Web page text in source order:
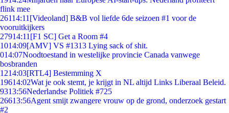
flink mee
26114:11 [Videoland] B&B vol liefde 6de seizoen #1 voor de
vooruitkijkers
27914:11 [F1 SC] Get a Room #4
1014:09[AMV] VS #1313 Lying sack of shit.
014:07Noodtoestand in westelijke provincie Canada vanwege
bosbranden
1214:03[RTL4] Bestemming X
19614:02Wat je ook stemt, je krijgt in NL altijd Links Liberaal Beleid.
9313:56Nederlandse Politiek #725
26613:56Agent smijt zwangere vrouw op de grond, onderzoek gestart
#2